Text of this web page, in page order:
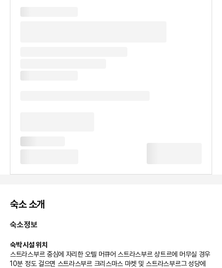
숙소 소개
숙소정보
숙박 시설 위치
스트라스부르 중심에 자리한 오텔 머큐어 스트라스부르 상트르에 머무실 경우
10분 정도 걸으면 스트라스부르 크리스마스 마켓 및 스트라스부르그 성당에